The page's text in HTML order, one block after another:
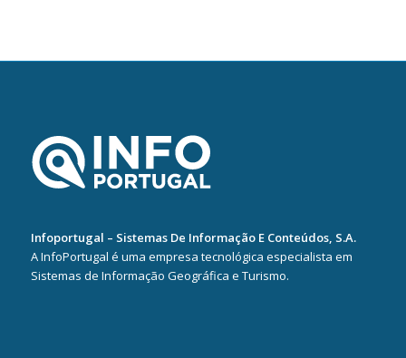
Infoportugal – Sistemas De Informação E Conteúdos, S.A.
A InfoPortugal é uma empresa tecnológica especialista em
Sistemas de Informação Geográfica e Turismo.